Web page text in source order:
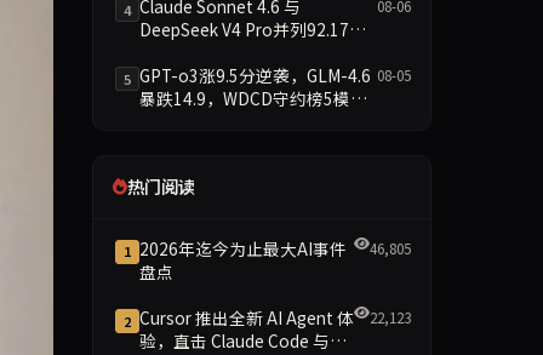
4 Claude Sonnet 4.6 与
DeepSeek V4 Pro并列92.17
据简报
08-06
5 GPT-o3涨9.5分逆袭，GLM-4.6
暴跌14.9，WDCD守约榜5模型
08-05
热门阅读
1 2026年迄今为止最大AI事件
盘点
46,805
2 Cursor 推出全新 AI Agent 体
验，直击 Claude Code 与
22,123